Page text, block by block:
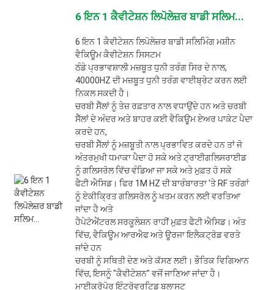
6 ਇਨ 1 ਕੈਵੀਟੇਸ਼ਨ ਲਿਪੋਲੇਜ਼ਰ ਬਾਡੀ ਸਲਿਮ...
6 ਇਨ 1 ਕੈਵੀਟੇਸ਼ਨ ਲਿਪੋਲੇਜ਼ਰ ਬਾਡੀ ਸਲਿਮਿੰਗ ਮਸ਼ੀਨ
ਵੈਕਿਊਮ ਕੈਵੀਟੇਸ਼ਨ ਸਿਸਟਮ
ਠੰਡੇ ਪ੍ਰਭਾਵਸ਼ਾਲੀ ਮਜ਼ਬੂਤ ​​ਧੁਨੀ ਤਰੰਗ ਸਿਰ ਦੇ ਨਾਲ,
40000HZ ਦੀ ਮਜ਼ਬੂਤ ​​ਧੁਨੀ ਤਰੰਗ ਵਾਈਬ੍ਰੇਟ ਕਰਨ ਲਈ
ਨਿਕਲ ਸਕਦੀ ਹੈ।
ਚਰਬੀ ਸੈੱਲਾਂ ਨੂੰ ਤੇਜ਼ ਰਫ਼ਤਾਰ ਨਾਲ ਵਧਾਉਂਦੇ ਹਨ ਅਤੇ ਚਰਬੀ
ਸੈੱਲਾਂ ਦੇ ਅੰਦਰ ਅਤੇ ਬਾਹਰ ਕਈ ਵੈਕਿਊਮ ਏਅਰ ਪਾਕੇਟ ਪੈਦਾ
ਕਰਦੇ ਹਨ,
ਚਰਬੀ ਸੈੱਲਾਂ ਨੂੰ ਮਜ਼ਬੂਤੀ ਨਾਲ ਪ੍ਰਭਾਵਿਤ ਕਰਦੇ ਹਨ ਤਾਂ ਜੋ
ਅੰਤਰਮੁਖੀ ਧਮਾਕਾ ਪੈਦਾ ਹੋ ਸਕੇ ਅਤੇ ਟ੍ਰਾਈਗਲਿਸਰਾਈਡ
ਨੂੰ ਗਲਿਸਰੋਲ ਵਿੱਚ ਵੰਡਿਆ ਜਾ ਸਕੇ ਅਤੇ ਮੁਫ਼ਤ ਹੋ ਸਕੇ
ਫੈਟੀ ਐਸਿਡ। ਫਿਰ 1M HZ ਦੀ ਬਾਰੰਬਾਰਤਾ 'ਤੇ RF ਤਰੰਗਾਂ
ਨੂੰ ਏਕੀਕ੍ਰਿਤ ਗਲਿਸਰੋਲ ਨੂੰ ਖਤਮ ਕਰਨ ਲਈ ਵਰਤਿਆ
ਜਾਂਦਾ ਹੈ ਅਤੇ
ਹੈਪੇਟੋਐਂਟਰਲ ਸਰਕੂਲੇਸ਼ਨ ਰਾਹੀਂ ਮੁਫ਼ਤ ਫੈਟੀ ਐਸਿਡ। ਅੰਤ
ਵਿੱਚ, ਵੈਕਿਊਮ ਆਰਐਫ ਅਤੇ ਊਰਜਾ ਇਲੈਕਟ੍ਰੋਡ ਵਰਤੇ
ਜਾਂਦੇ ਹਨ
ਚਰਬੀ ਨੂੰ ਸਥਿਤੀ ਦੇਣ ਅਤੇ ਕੱਸਣ ਲਈ। ਭੌਤਿਕ ਵਿਗਿਆਨ
ਵਿੱਚ, ਇਸਨੂੰ "ਕੈਵੀਟੇਸ਼ਨ" ਵਜੋਂ ਜਾਣਿਆ ਜਾਂਦਾ ਹੈ।
ਮਾਈਕ੍ਰੋਪੋਰ ਇੰਟਰੋਵਰਟਿਡ ਬਲਾਸਟ